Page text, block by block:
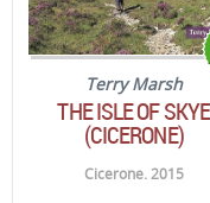
Terry Marsh
THE ISLE OF SKYE
(CICERONE)
Cicerone. 2015